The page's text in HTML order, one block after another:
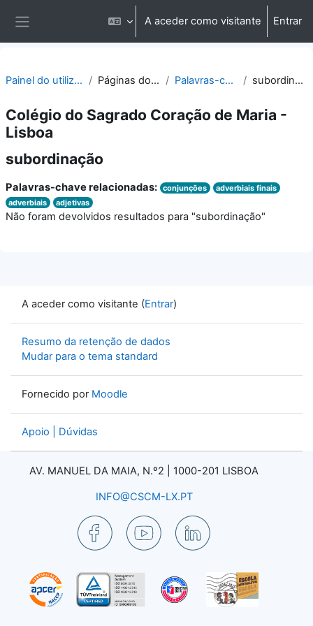
A aceder como visitante Entrar
Painel do utilizador Páginas do site Palavras-chave subordinação
Colégio do Sagrado Coração de Maria -
Lisboa
subordinação
Palavras-chave relacionadas: conjunções
adverbiais finais
adverbiais
adjetivas
Não foram devolvidos resultados para "subordinação"
A aceder como visitante (Entrar)
Resumo da retenção de dados
Mudar para o tema standard
Fornecido por Moodle
Apoio | Dúvidas
AV. MANUEL DA MAIA, N.º2 | 1000-201 LISBOA
INFO@CSCM-LX.PT